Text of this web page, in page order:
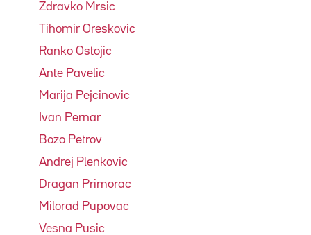
Zdravko Mrsic
Tihomir Oreskovic
Ranko Ostojic
Ante Pavelic
Marija Pejcinovic
Ivan Pernar
Bozo Petrov
Andrej Plenkovic
Dragan Primorac
Milorad Pupovac
Vesna Pusic